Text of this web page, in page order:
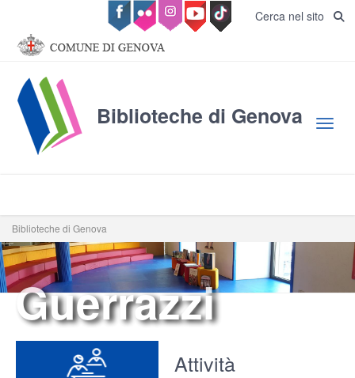
Salta al contenuto principale Cerca nel sito
Biblioteche di Genova
Biblioteche di Genova
Guerrazzi
Attività